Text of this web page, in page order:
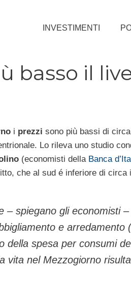
INVESTIMENTI
basso il
i prezzi sono più bassi di
Lo rileva uno studio
(economisti della Banca
che al sud é inferiore di circa
– spiegano gli economisti
e arredamento
della spesa per consumi
vita nel Mezzogiorno